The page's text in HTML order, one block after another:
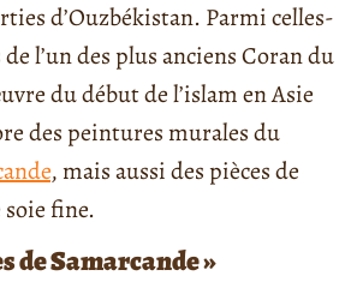
d’Ouzbékistan. Parmi celles-
l’un des plus anciens Coran du
du début de l’islam en Asie
des peintures murales du
, mais aussi des pièces de
fine.
de Samarcande»